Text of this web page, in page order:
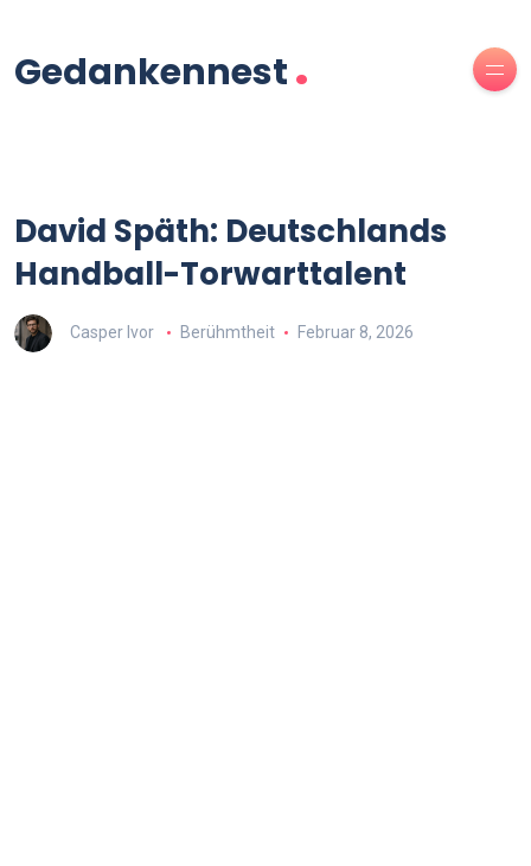
Gedankennest.
David Späth: Deutschlands
Handball-Torwarttalent
Casper Ivor Berühmtheit Februar 8, 2026